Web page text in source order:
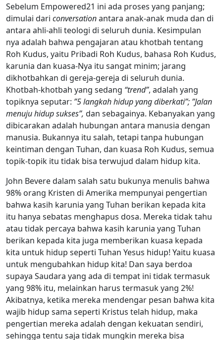
Sebelum Empowered21 ini ada proses yang panjang;
dimulai dari conversationantara anak-anak muda dan di
antara ahli-ahli teologi di seluruh dunia. Kesimpulan
nya adalah bahwa pengajaran atau khotbah tentang
Roh Kudus, yaitu Pribadi Roh Kudus, bahasa Roh Kudus,
karunia dan kuasa-Nya itu sangat minim; jarang
dikhotbahkan di gereja-gereja di seluruh dunia.
Khotbah-khotbah yang sedang “trend”, adalah yang
topiknya seputar: ”5 langkah hidup yang diberkati”; ”Jalan
menuju hidup sukses”, dan sebagainya. Kebanyakan yang
dibicarakan adalah hubungan antara manusia dengan
manusia. Bukannya itu salah, tetapi tanpa hubungan
keintiman dengan Tuhan, dan kuasa Roh Kudus, semua
topik-topik itu tidak bisa terwujud dalam hidup kita.
John Bevere dalam salah satu bukunya menulis bahwa
98% orang Kristen di Amerika mempunyai pengertian
bahwa kasih karunia yang Tuhan berikan kepada kita
itu hanya sebatas menghapus dosa. Mereka tidak tahu
atau tidak percaya bahwa kasih karunia yang Tuhan
berikan kepada kita juga memberikan kuasa kepada
kita untuk hidup seperti Tuhan Yesus hidup! Yaitu kuasa
untuk mengubahkan hidup kita! Dan saya berdoa
supaya Saudara yang ada di tempat ini tidak termasuk
yang 98% itu, melainkan harus termasuk yang 2%!
Akibatnya, ketika mereka mendengar pesan bahwa kita
wajib hidup sama seperti Kristus telah hidup, maka
pengertian mereka adalah dengan kekuatan sendiri,
sehingga tentu saja tidak mungkin mereka bisa